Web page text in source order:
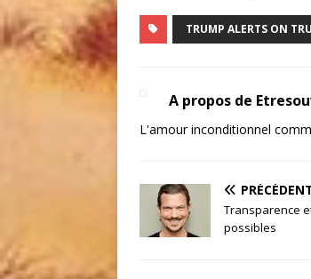
TRUMP ALERTS ON
A propos de
L'amour inconditionnel
Transparence
possibles